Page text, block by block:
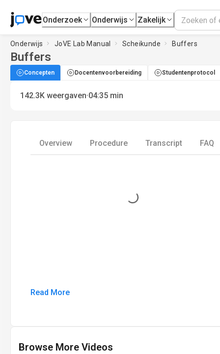
Onderzoek Onderwijs Zakelijk
Onderwijs JoVE Lab Manual Scheikunde Buffers
Buffers
Concepten Docentenvoorbereiding Studentenprotocol
142.3K weergaven·04:35 min
Overview Procedure Transcript FAQ
Loading...
Read More
Browse More Videos